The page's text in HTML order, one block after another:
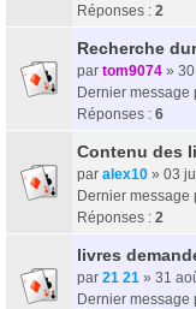
Réponses : 2
Recherche
par tom9074 »
Dernier message
Réponses : 6
Contenu des
par alex10 » 03
Dernier message
Réponses : 2
livres
par 21 21 » 31
Dernier message